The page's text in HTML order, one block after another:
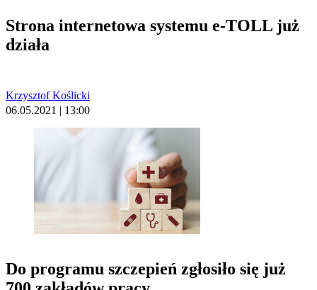
Strona internetowa systemu e-TOLL już
działa
Krzysztof Koślicki
06.05.2021 | 13:00
Do programu szczepień zgłosiło się już